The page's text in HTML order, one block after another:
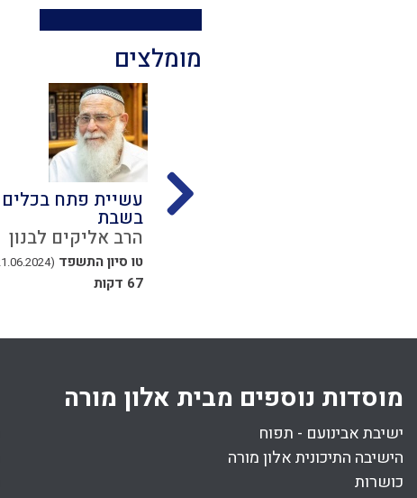
מומלצים
עשיית פתח בכלים
בשבת
הרב אליקים לבנון
טו סיון התשפד (21.06.2024)
67 דקות
מוסדות נוספים מבית אלון מורה
ישיבת אבינועם - תפוח
הישיבה התיכונית אלון מורה
כושרות